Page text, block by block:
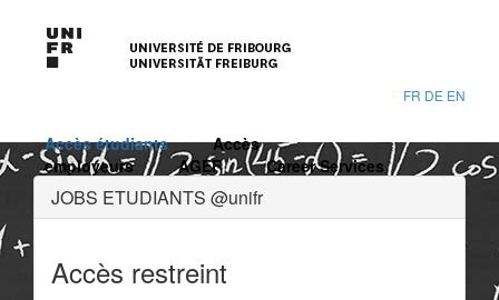
FR DE EN
Accès étudiants
Accès
employeurs
AGEF Career Services
JOBS ETUDIANTS @unifr
Accès restreint